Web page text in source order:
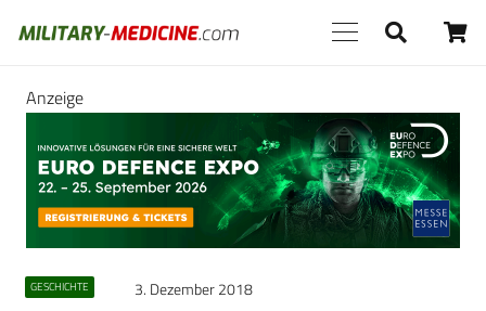
Anzeige
GESCHICHTE 3. Dezember 2018